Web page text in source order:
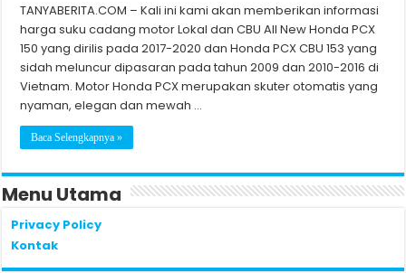
TANYABERITA.COM – Kali ini kami akan memberikan informasi
harga suku cadang motor Lokal dan CBU All New Honda PCX
150 yang dirilis pada 2017-2020 dan Honda PCX CBU 153 yang
sidah meluncur dipasaran pada tahun 2009 dan 2010-2016 di
Vietnam. Motor Honda PCX merupakan skuter otomatis yang
nyaman, elegan dan mewah …
Baca Selengkapnya »
Menu Utama
Privacy Policy
Kontak